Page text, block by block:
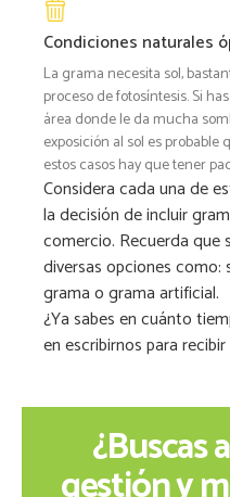
Condiciones naturales
La grama necesita sol,
proceso de fotosíntesis. Si
área donde le da mucha
exposición al sol es probable
estos casos hay que tener
Considera cada una de
la decisión de incluir
comercio. Recuerda que
diversas opciones como:
grama o grama artificial.
¿Ya sabes en cuánto
en escribirnos para recibir
¿Buscas